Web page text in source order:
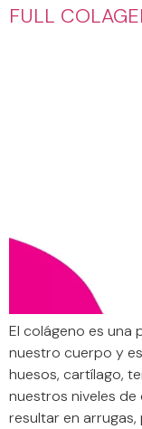
FULL
El colágeno es una
nuestro cuerpo y
huesos, cartílago,
nuestros niveles de
resultar en